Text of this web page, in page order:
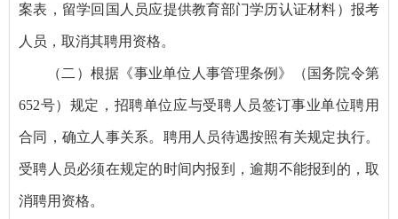
案表，留学回国人员应提供教育部门学历认证材料）报考
人员，取消其聘用资格。
（二）根据《事业单位人事管理条例》（国务院令第
652号）规定，招聘单位应与受聘人员签订事业单位聘用
合同，确立人事关系。聘用人员待遇按照有关规定执行。
受聘人员必须在规定的时间内报到，逾期不能报到的，取
消聘用资格。